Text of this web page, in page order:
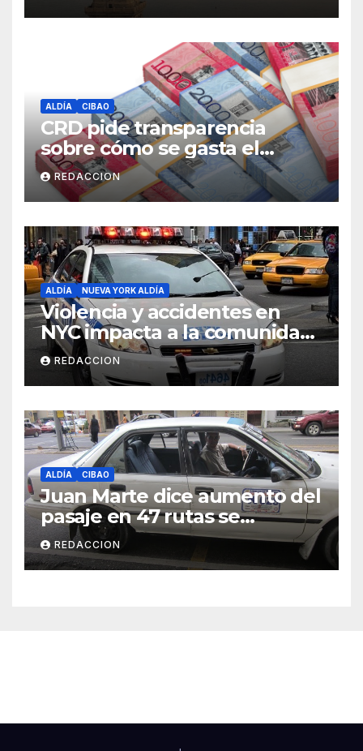
ALDÍA CIBAO
CRD pide transparencia
sobre cómo se gasta el
dinero del Seguro Familiar de
Salud
REDACCION
ALDÍA NUEVA YORK ALDÍA
Violencia y accidentes en
NYC impacta a la comunidad
dominicana
REDACCION
ALDÍA CIBAO
Juan Marte dice aumento del
pasaje en 47 rutas se
mantiene
REDACCION